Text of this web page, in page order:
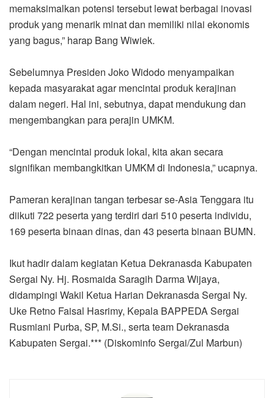
memaksimalkan potensi tersebut lewat berbagai inovasi
produk yang menarik minat dan memiliki nilai ekonomis
yang bagus,” harap Bang Wiwiek.
Sebelumnya Presiden Joko Widodo menyampaikan
kepada masyarakat agar mencintai produk kerajinan
dalam negeri. Hal ini, sebutnya, dapat mendukung dan
mengembangkan para perajin UMKM.
“Dengan mencintai produk lokal, kita akan secara
signifikan membangkitkan UMKM di Indonesia,” ucapnya.
Pameran kerajinan tangan terbesar se-Asia Tenggara itu
diikuti 722 peserta yang terdiri dari 510 peserta individu,
169 peserta binaan dinas, dan 43 peserta binaan BUMN.
Ikut hadir dalam kegiatan Ketua Dekranasda Kabupaten
Sergai Ny. Hj. Rosmaida Saragih Darma Wijaya,
didampingi Wakil Ketua Harian Dekranasda Sergai Ny.
Uke Retno Faisal Hasrimy, Kepala BAPPEDA Sergai
Rusmiani Purba, SP, M.Si., serta team Dekranasda
Kabupaten Sergai.*** (Diskominfo Sergai/Zul Marbun)